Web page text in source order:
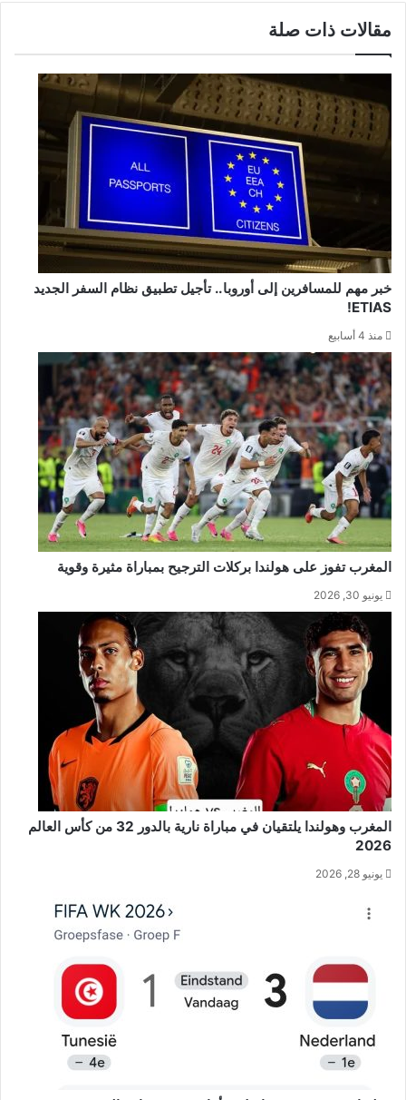
مقالات ذات صلة
خبر مهم للمسافرين إلى أوروبا.. تأجيل تطبيق نظام السفر الجديد
ETIAS!
منذ 4 أسابيع
المغرب تفوز على هولندا بركلات الترجيح بمباراة مثيرة وقوية
يونيو 30, 2026
المغرب وهولندا يلتقيان في مباراة نارية بالدور 32 من كأس العالم
2026
يونيو 28, 2026